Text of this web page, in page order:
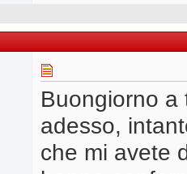
Buongiorno a
adesso,
che mi avete